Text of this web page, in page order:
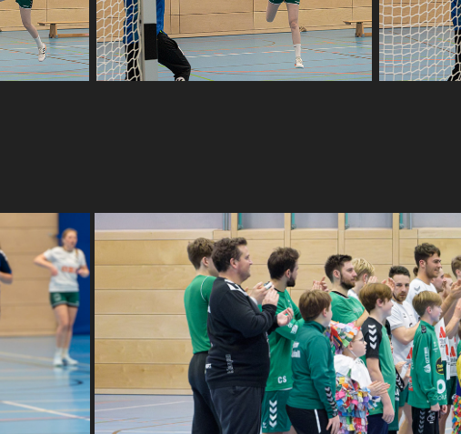
20250201 Handball TSV Buchen
2025